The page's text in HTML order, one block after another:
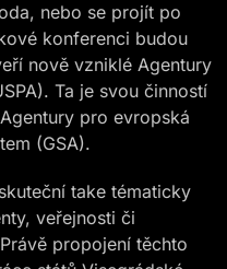
nebo se projít po
konferenci budou
nově vzniklé Agentury
Ta je svou činností
pro evropská
(GSA).
take tématicky
veřejnosti či
propojení těchto